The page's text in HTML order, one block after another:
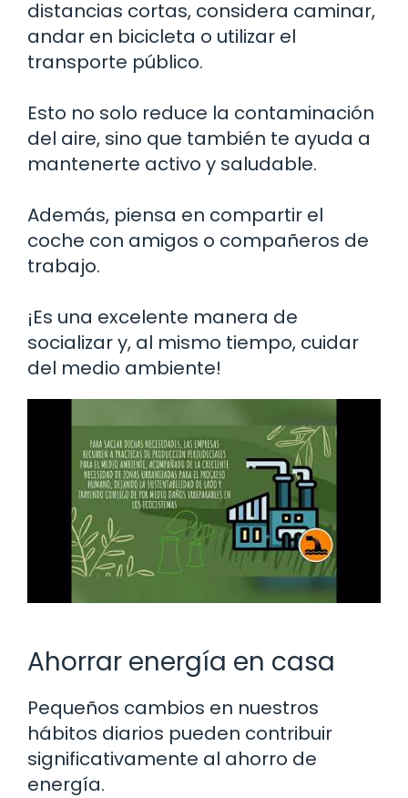
distancias cortas, considera caminar,
andar en bicicleta o utilizar el
transporte público.
Esto no solo reduce la contaminación
del aire, sino que también te ayuda a
mantenerte activo y saludable.
Además, piensa en compartir el
coche con amigos o compañeros de
trabajo.
¡Es una excelente manera de
socializar y, al mismo tiempo, cuidar
del medio ambiente!
Ahorrar energía en casa
Pequeños cambios en nuestros
hábitos diarios pueden contribuir
significativamente al ahorro de
energía.